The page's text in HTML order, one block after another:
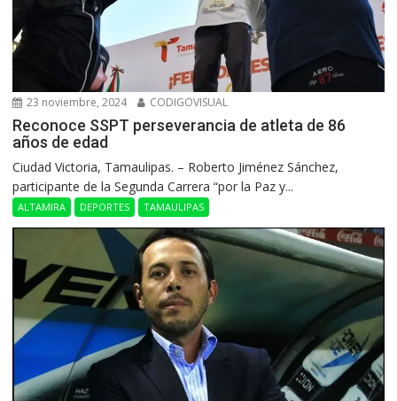
23 noviembre, 2024 CODIGOVISUAL
Reconoce SSPT perseverancia de atleta de 86
años de edad
Ciudad Victoria, Tamaulipas. – Roberto Jiménez Sánchez,
participante de la Segunda Carrera “por la Paz y...
ALTAMIRA DEPORTES TAMAULIPAS